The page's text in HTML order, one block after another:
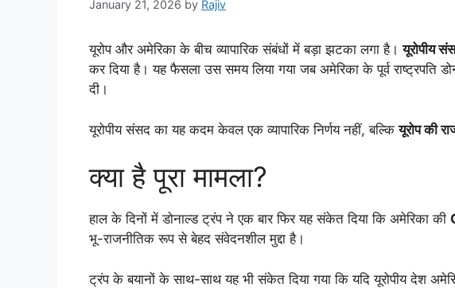
January 21, 2026 by Rajiv
यूरोप और अमेरिका के बीच व्यापारिक संबंधों में बड़ा झटका लगा है।यूरोपीय
कर दिया है। यह फैसला उस समय लिया गया जब अमेरिका के पूर्व राष्ट्रपति
दी।
यूरोपीय संसद का यह कदम केवल एक व्यापारिक निर्णय नहीं, बल्कियूरोप की
क्या है पूरा मामला?
हाल के दिनों में डोनाल्ड ट्रंप ने एक बार फिर यह संकेत दिया कि अमेरिका की
भू-राजनीतिक रूप से बेहद संवेदनशील मुद्दा है।
ट्रंप के बयानों के साथ-साथ यह भी संकेत दिया गया कि यदि यूरोपीय देश